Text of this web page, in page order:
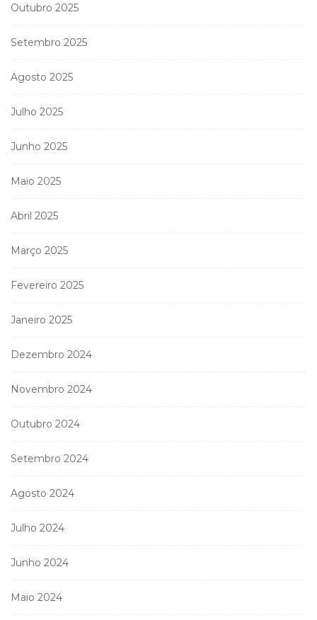
Outubro 2025
Setembro 2025
Agosto 2025
Julho 2025
Junho 2025
Maio 2025
Abril 2025
Março 2025
Fevereiro 2025
Janeiro 2025
Dezembro 2024
Novembro 2024
Outubro 2024
Setembro 2024
Agosto 2024
Julho 2024
Junho 2024
Maio 2024